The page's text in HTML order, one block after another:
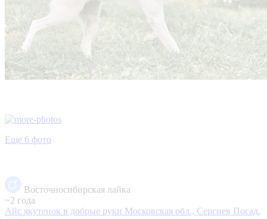
Еще 6 фото
Восточносибирская лайка
~2 года
Айс якутенок в добрые руки Московская обл., Сергиев Посад,